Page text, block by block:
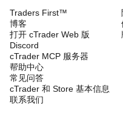
Traders First™
博客
打开 cTrader Web 版
Discord
cTrader MCP 服务器
帮助中心
常见问答
cTrader 和 Store 基本信息
联系我们